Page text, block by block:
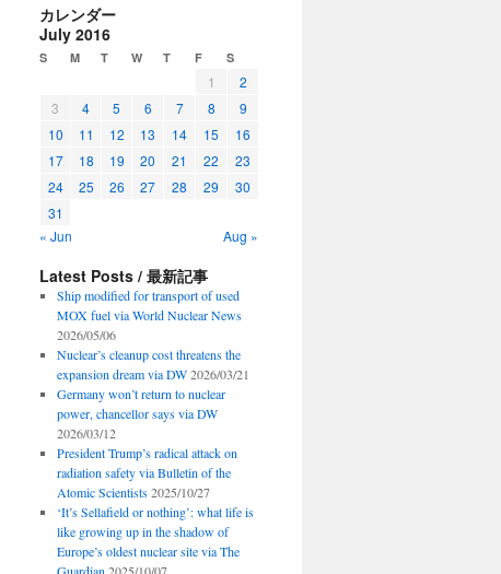
カレンダー
July 2016
S M T W T F S
1
2
3
4 5 6 7 8
9
10
11 12 13 14 15
16
17
18 19 20 21 22
23
24
25 26 27 28 29
30
31
« Jun
Aug »
Latest Posts / 最新記事
Ship modified for transport of used
MOX fuel via World Nuclear News
2026/05/06
Nuclear’s cleanup cost threatens the
expansion dream via DW 2026/03/21
Germany won’t return to nuclear
power, chancellor says via DW
2026/03/12
President Trump’s radical attack on
radiation safety via Bulletin of the
Atomic Scientists 2025/10/27
‘It’s Sellafield or nothing’: what life is
like growing up in the shadow of
Europe’s oldest nuclear site via The